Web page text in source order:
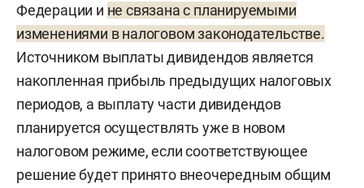
Федерации и не связана с планируемыми
изменениями в налоговом законодательстве.
Источником выплаты дивидендов является
накопленная прибыль предыдущих налоговых
периодов, а выплату части дивидендов
планируется осуществлять уже в новом
налоговом режиме, если соответствующее
решение будет принято внеочередным общим